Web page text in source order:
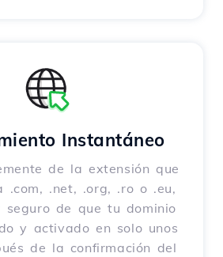
Instantáneo
de la extensión que
.com, .net, .org, .ro o .eu,
seguro de que tu dominio
y activado en solo unos
de la confirmación del